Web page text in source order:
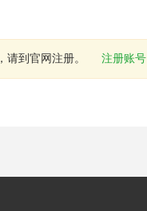
到官网注册。 注册账号